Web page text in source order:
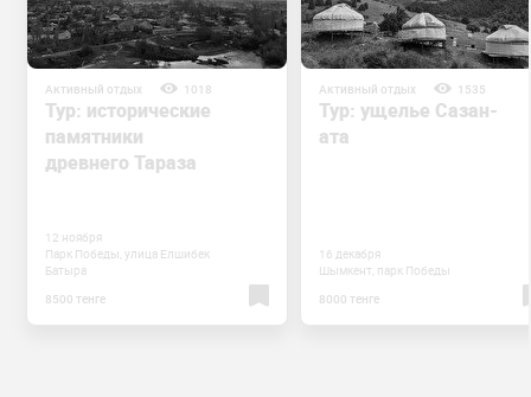
Активный отдых 1018
Тур: исторические
памятники
древнего Тараза
12 ноября
Парк Победы, улица Елшибек
Батыра
8500 тенге
Активный отдых 1535
Тур: ущелье Сазан-
ата
16 декабря
Шымкент, парк Победы
8000 тенге